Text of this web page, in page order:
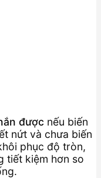
được nếu biến
nứt và chưa biến
phục độ tròn,
tiết kiệm hơn so